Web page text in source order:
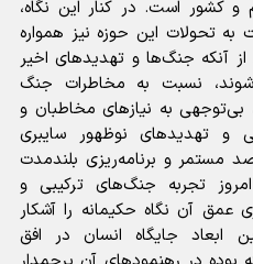
کشور است. در کنار این نگاه،
تحولات این حوزه نیز همواره
آنکه جنگ‌ها و تهدید‌های اخیر
شوند، نسبت به مخاطرات جنگ
بی‌توجهی به نیاز‌های مخاطبان و
و تهدید‌های نوظهور سایبری
مستمر و برنامه‌ریزی بلندمدت
تجربه جنگ‌های ترکیبی و
آن نگاه حکیمانه را آشکار
جایگاه انسان در افق